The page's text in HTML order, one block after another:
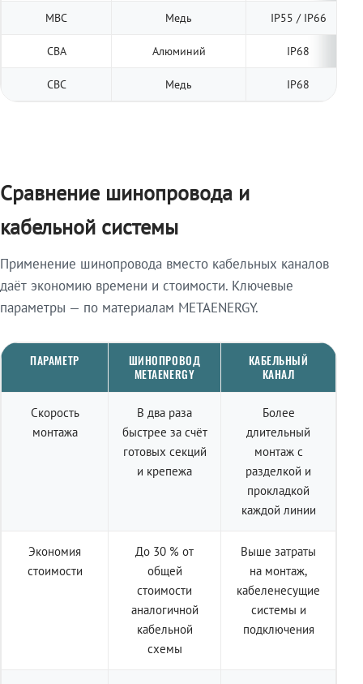
МВС Медь IP55 / IP66
СВА Алюминий IP68
СВС Медь IP68
Сравнение шинопровода и
кабельной системы
Применение шинопровода вместо кабельных каналов
даёт экономию времени и стоимости. Ключевые
параметры — по материалам METAENERGY.
ПАРАМЕТР
ШИНОПРОВОД
METAENERGY
КАБЕЛЬНЫЙ
КАНАЛ
Скорость
монтажа
В два раза
быстрее за счёт
готовых секций
и крепежа
Более
длительный
монтаж с
разделкой и
прокладкой
каждой линии
Экономия
стоимости
До 30 % от
общей
стоимости
аналогичной
кабельной
схемы
Выше затраты
на монтаж,
кабеленесущие
системы и
подключения